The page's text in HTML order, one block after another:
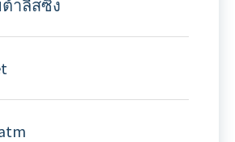
าลีสซิ่ง